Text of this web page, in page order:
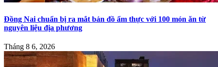
Đồng Nai chuẩn bị ra mắt bản đồ ẩm thực với 100 món ăn từ
nguyên liệu địa phương
Tháng 8 6, 2026